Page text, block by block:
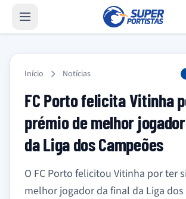
Início Notícias
FC Porto felicita Vitinha
prémio de melhor
da Liga dos Campeões
O FC Porto felicitou Vitinha por ter
melhor jogador da final da Liga dos